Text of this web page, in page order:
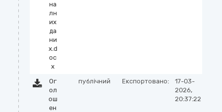
на
лн
их
да
ни
х.d
oc
x
Ог
ол
ош
ен
публічний Експортовано:
17-03-
2026,
20:37:22